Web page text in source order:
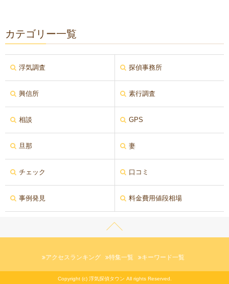
カテゴリー一覧
浮気調査 探偵事務所
興信所 素行調査
相談 GPS
旦那 妻
チェック 口コミ
事例発見 料金費用値段相場
アクセスランキング 特集一覧 キーワード一覧
Copyright (c) 浮気探偵タウン All rights Reserved.